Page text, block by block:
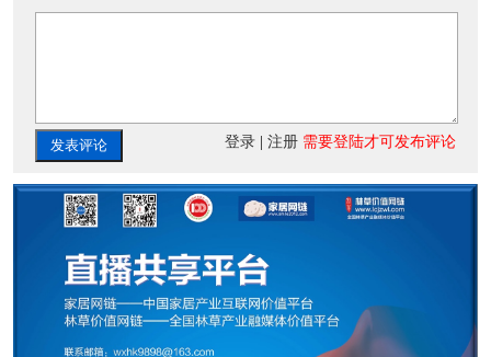
发表评论 登录 |注册 需要登陆才可发布评论